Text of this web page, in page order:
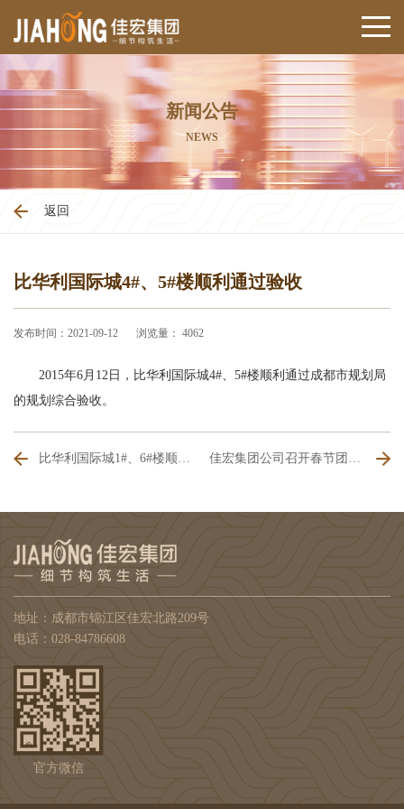
新闻公告
NEWS
返回
比华利国际城4#、5#楼顺利通过验收
发布时间：2021-09-12 浏览量： 4062
2015年6月12日，比华利国际城4#、5#楼顺利通过成都市规划局
的规划综合验收。
比华利国际城1#、6#楼顺利交房 佳宏集团公司召开春节团拜会
地址：成都市锦江区佳宏北路209号
电话：028-84786608
官方微信